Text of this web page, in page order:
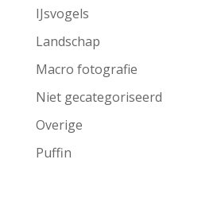
IJsvogels
Landschap
Macro fotografie
Niet gecategoriseerd
Overige
Puffin